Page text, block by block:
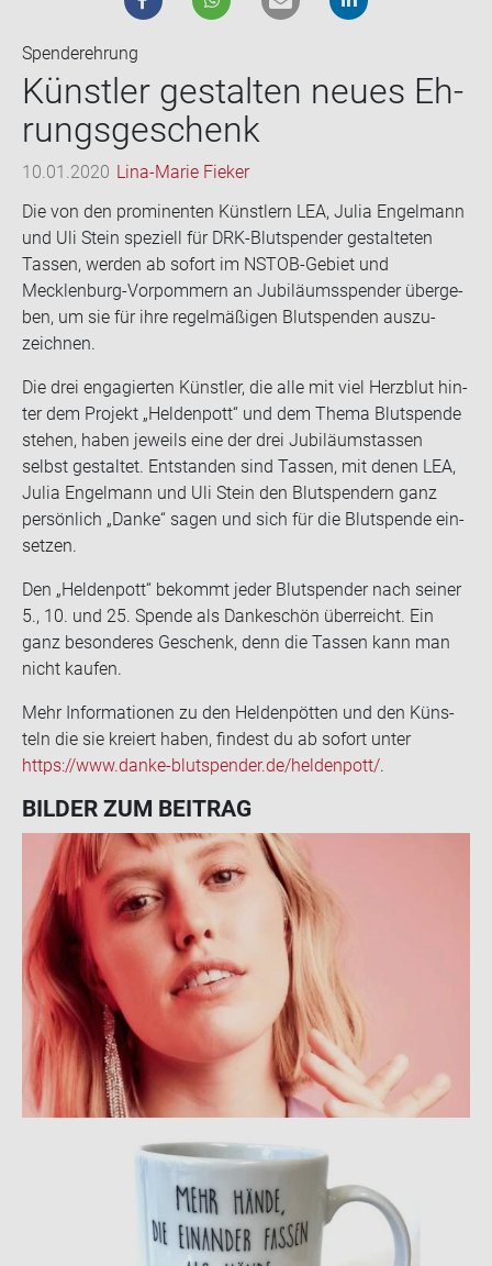
Spenderehrung
Künst­ler ge­stal­ten neues Eh­
rungs­ge­schenk
10.01.2020 Lina-Marie Fieker
Die von den pro­mi­nen­ten Künst­lern LEA, Julia En­gel­mann
und Uli Stein spe­zi­ell für DRK-​Blutspender ge­stal­te­ten
Tas­sen, wer­den ab so­fort im NSTOB-​Gebiet und
Mecklenburg-​Vorpommern an Ju­bi­lä­ums­spen­der über­ge­
ben, um sie für ihre re­gel­mä­ßi­gen Blut­spen­den aus­zu­
zeich­nen.
Die drei en­ga­gier­ten Künst­ler, die alle mit viel Herz­blut hin­
ter dem Pro­jekt „Hel­den­pott“ und dem Thema Blut­spen­de
ste­hen, haben je­weils eine der drei Ju­bi­lä­umstas­sen
selbst ge­stal­tet. Ent­stan­den sind Tas­sen, mit denen LEA,
Julia En­gel­mann und Uli Stein den Blut­spen­dern ganz
per­sön­lich „Danke“ sagen und sich für die Blut­spen­de ein­
set­zen.
Den „Hel­den­pott“ be­kommt jeder Blut­spen­der nach sei­ner
5., 10. und 25. Spen­de als Dan­ke­schön über­reicht. Ein
ganz be­son­de­res Ge­schenk, denn die Tas­sen kann man
nicht kau­fen.
Mehr In­for­ma­tio­nen zu den Hel­den­pöt­ten und den Küns­
teln die sie kre­iert haben, fin­dest du ab so­fort unter
https://www.danke-​blutspender.de/hel­den­pott/.
BIL­DER ZUM BEI­TRAG